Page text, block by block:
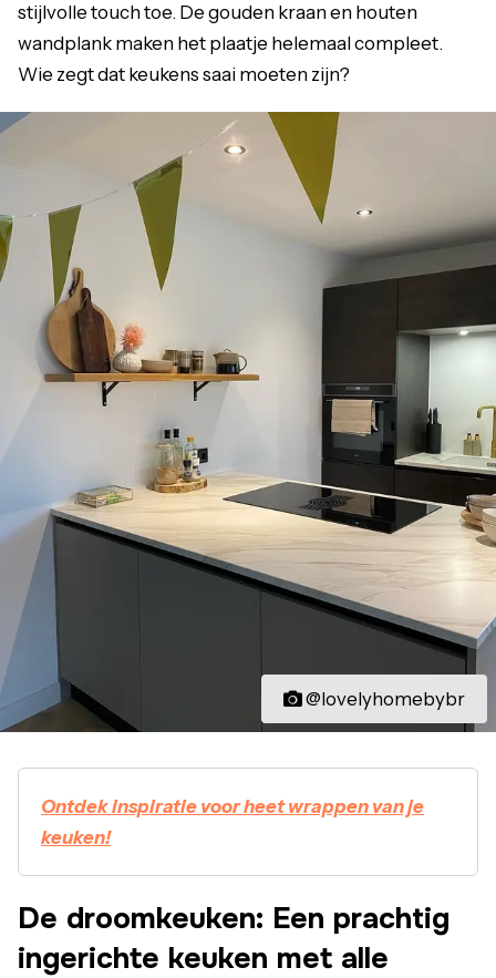
stijlvolle touch toe. De gouden kraan en houten
wandplank maken het plaatje helemaal compleet.
Wie zegt dat keukens saai moeten zijn?
@lovelyhomebybr
Ontdek inspiratie voor heet wrappen van je
keuken!
De droomkeuken: Een prachtig
ingerichte keuken met alle